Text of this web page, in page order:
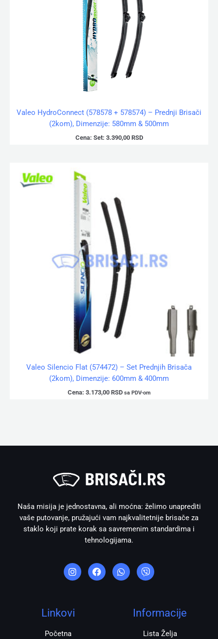
Valeo HydroConnect (578578 + 578574) – Prednji Brisači
(2kom), Dimenzije: 580mm & 500mm
Cena: Set: 3.390,00 RSD
Valeo Silencio Flat (574472) – Set Prednjih Brisača
(2kom), Dimenzije: 600mm & 400mm
Cena: 3.173,00 RSD sa PDV-om
Naša misija je jednostavna, ali moćna: želimo unaprediti
vaše putovanje, pružajući vam najkvalitetnije brisače za
staklo koji prate korak sa savremenim standardima i
tehnologijama.
n
s
t
r
a
a
c
e
h
a
t
i
b
e
Linkovi
Početna
Informacije
Lista Želja